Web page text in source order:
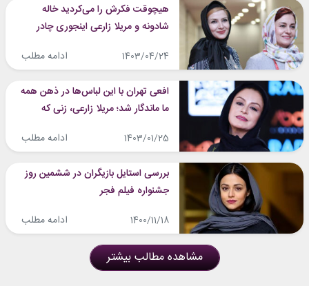
هیچوقت فکرش را می‌کردید خاله
شادونه و مریلا زارعی اینجوری چادر
1403/04/24 ادامه مطلب
افعی تهران با این لباس‌ها در ذهن همه
ما ماندگار شد؛ مریلا زارعی، زنی که
1403/01/25 ادامه مطلب
بررسی استایل بازیگران در ششمین روز
جشنواره فیلم فجر
1400/11/18 ادامه مطلب
مشاهده مطالب بیشتر